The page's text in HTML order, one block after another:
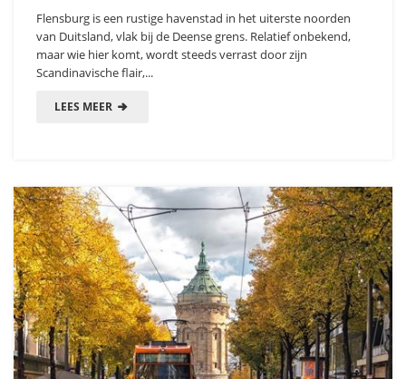
Flensburg is een rustige havenstad in het uiterste noorden
van Duitsland, vlak bij de Deense grens. Relatief onbekend,
maar wie hier komt, wordt steeds verrast door zijn
Scandinavische flair,...
LEES MEER